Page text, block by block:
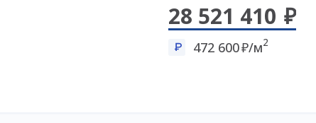
28 521 410
472 600 /м2